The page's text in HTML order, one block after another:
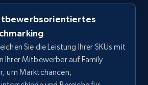
378+ Jetzt anfangen
Seller name, Seller rating,
Root category, and
Sie die Leistung Ihrer SKUs mit
Ihrer Mitbewerber auf Family
um Marktchancen,